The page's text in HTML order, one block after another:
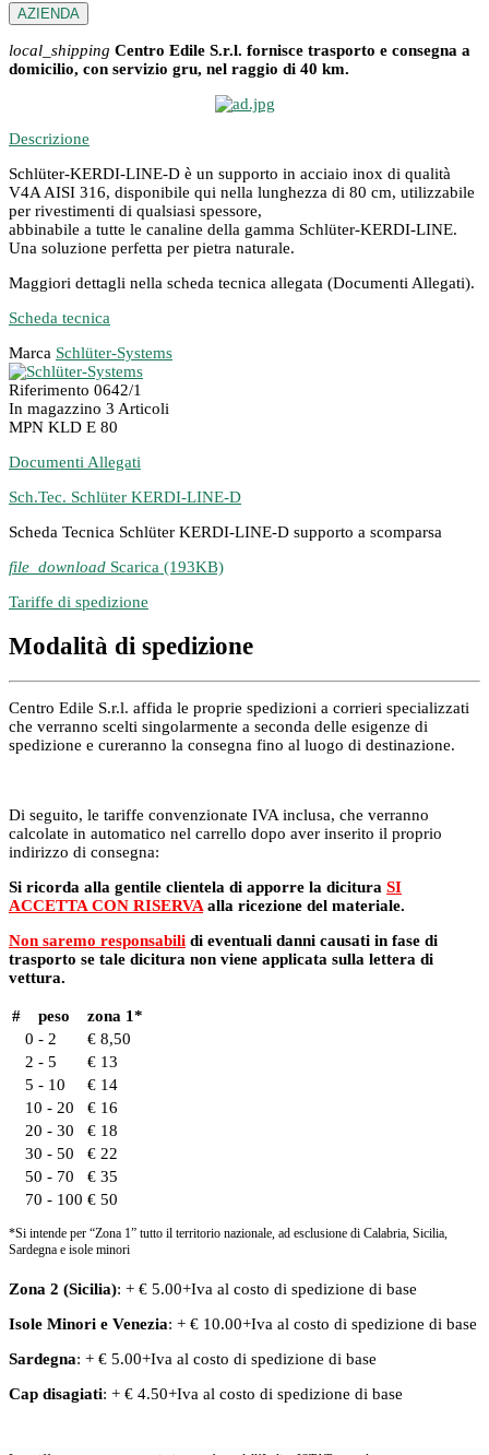
AZIENDA
local_shipping Centro Edile S.r.l. fornisce trasporto e consegna a
domicilio, con servizio gru, nel raggio di 40 km.
Descrizione
Schlüter-KERDI-LINE-D è un supporto in acciaio inox di qualità
V4A AISI 316, disponibile qui nella lunghezza di 80 cm, utilizzabile
per rivestimenti di qualsiasi spessore,
abbinabile a tutte le canaline della gamma Schlüter-KERDI-LINE.
Una soluzione perfetta per pietra naturale.
Maggiori dettagli nella scheda tecnica allegata (Documenti Allegati).
Scheda tecnica
Marca Schlüter-Systems
Riferimento 0642/1
In magazzino 3 Articoli
MPN KLD E 80
Documenti Allegati
Sch.Tec. Schlüter KERDI-LINE-D
Scheda Tecnica Schlüter KERDI-LINE-D supporto a scomparsa
file_download Scarica (193KB)
Tariffe di spedizione
Modalità di spedizione
Centro Edile S.r.l. affida le proprie spedizioni a corrieri specializzati
che verranno scelti singolarmente a seconda delle esigenze di
spedizione e cureranno la consegna fino al luogo di destinazione.
Di seguito, le tariffe convenzionate IVA inclusa, che verranno
calcolate in automatico nel carrello dopo aver inserito il proprio
indirizzo di consegna:
Si ricorda alla gentile clientela di apporre la dicitura SI
ACCETTA CON RISERVA alla ricezione del materiale.
Non saremo responsabili di eventuali danni causati in fase di
trasporto se tale dicitura non viene applicata sulla lettera di
vettura.
# peso
zona 1*
0 - 2
€ 8,50
2 - 5
€ 13
5 - 10
€ 14
10 - 20
€ 16
20 - 30
€ 18
30 - 50
€ 22
50 - 70
€ 35
70 - 100 € 50
*Si intende per “Zona 1” tutto il territorio nazionale, ad esclusione di Calabria, Sicilia,
Sardegna e isole minori
Zona 2 (Sicilia): + € 5.00+Iva al costo di spedizione di base
Isole Minori e Venezia: + € 10.00+Iva al costo di spedizione di base
Sardegna: + € 5.00+Iva al costo di spedizione di base
Cap disagiati: + € 4.50+Iva al costo di spedizione di base